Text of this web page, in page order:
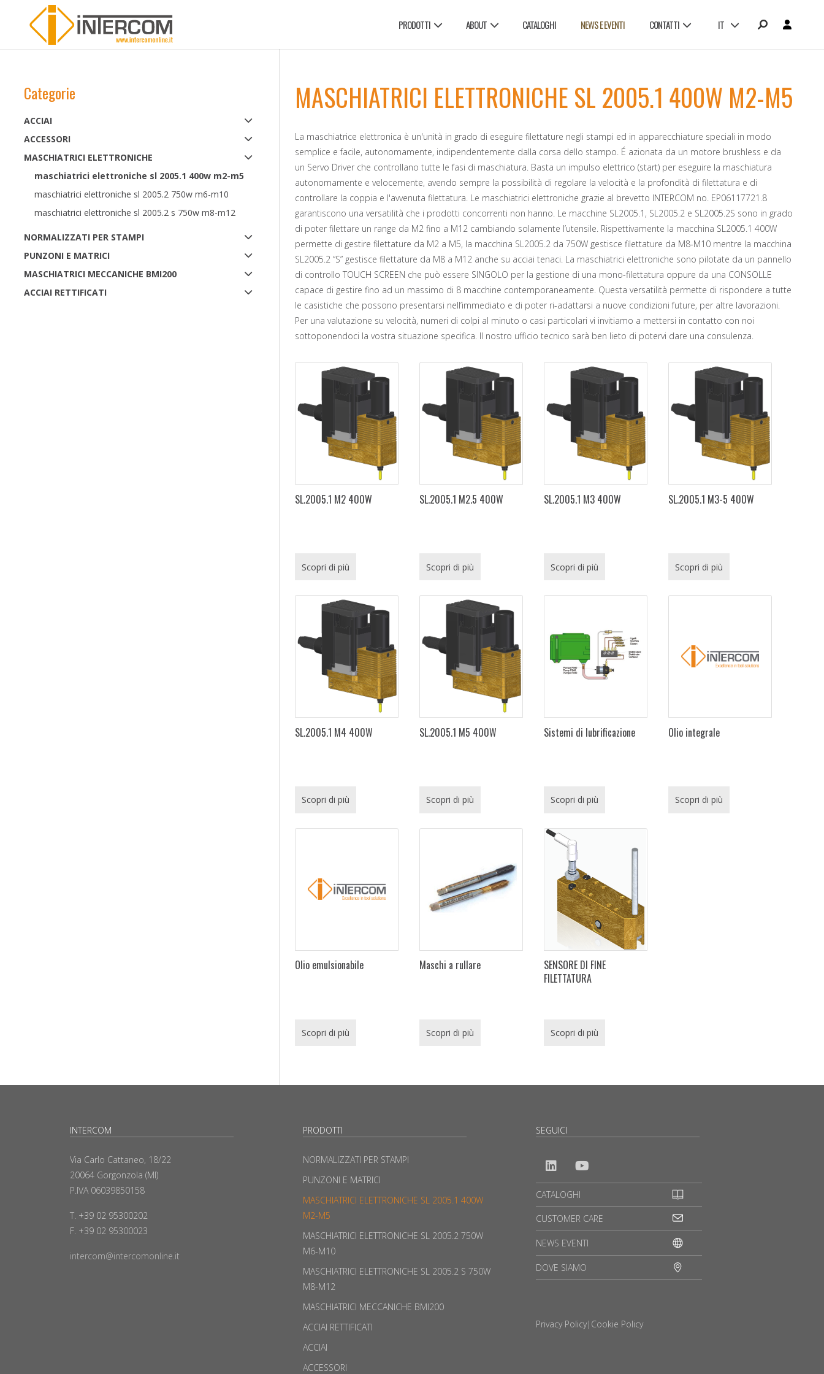
PRODOTTI ABOUT CATALOGHI NEWS E EVENTI CONTATTI IT
Categorie
ACCIAI
ACCESSORI
MASCHIATRICI ELETTRONICHE
maschiatrici elettroniche sl 2005.1 400w m2-m5
maschiatrici elettroniche sl 2005.2 750w m6-m10
maschiatrici elettroniche sl 2005.2 s 750w m8-m12
NORMALIZZATI PER STAMPI
PUNZONI E MATRICI
MASCHIATRICI MECCANICHE BMI200
ACCIAI RETTIFICATI
MASCHIATRICI ELETTRONICHE SL 2005.1 400W M2-M5
La maschiatrice elettronica è un'unità in grado di eseguire filettature negli stampi ed in apparecchiature speciali in modo
semplice e facile, autonomamente, indipendentemente dalla corsa dello stampo. É azionata da un motore brushless e da
un Servo Driver che controllano tutte le fasi di maschiatura. Basta un impulso elettrico (start) per eseguire la maschiatura
autonomamente e velocemente, avendo sempre la possibilità di regolare la velocità e la profondità di filettatura e di
controllare la coppia e l'avvenuta filettatura. Le maschiatrici elettroniche grazie al brevetto INTERCOM no. EP06117721.8
garantiscono una versatilità che i prodotti concorrenti non hanno. Le macchine SL2005.1, SL2005.2 e SL2005.2S sono in grado
di poter filettare un range da M2 fino a M12 cambiando solamente l’utensile. Rispettivamente la macchina SL2005.1 400W
permette di gestire filettature da M2 a M5, la macchina SL2005.2 da 750W gestisce filettature da M8-M10 mentre la macchina
SL2005.2 “S” gestisce filettature da M8 a M12 anche su acciai tenaci. La maschiatrici elettroniche sono pilotate da un pannello
di controllo TOUCH SCREEN che può essere SINGOLO per la gestione di una mono-filettatura oppure da una CONSOLLE
capace di gestire fino ad un massimo di 8 macchine contemporaneamente. Questa versatilità permette di rispondere a tutte
le casistiche che possono presentarsi nell’immediato e di poter ri-adattarsi a nuove condizioni future, per altre lavorazioni.
Per una valutazione su velocità, numeri di colpi al minuto o casi particolari vi invitiamo a mettersi in contatto con noi
sottoponendoci la vostra situazione specifica. Il nostro ufficio tecnico sarà ben lieto di potervi dare una consulenza.
SL.2005.1 M2 400W
Scopri di più
SL.2005.1 M2.5 400W
Scopri di più
SL.2005.1 M3 400W
Scopri di più
SL.2005.1 M3-5 400W
Scopri di più
SL.2005.1 M4 400W
Scopri di più
SL.2005.1 M5 400W
Scopri di più
Sistemi di lubrificazione
Scopri di più
Olio integrale
Scopri di più
Olio emulsionabile
Scopri di più
Maschi a rullare
Scopri di più
SENSORE DI FINE
FILETTATURA
Scopri di più
INTERCOM
Via Carlo Cattaneo, 18/22
20064 Gorgonzola (MI)
P.IVA 06039850158
T. +39 02 95300202
F. +39 02 95300023
intercom@intercomonline.it
PRODOTTI
NORMALIZZATI PER STAMPI
PUNZONI E MATRICI
MASCHIATRICI ELETTRONICHE SL 2005.1 400W
M2-M5
MASCHIATRICI ELETTRONICHE SL 2005.2 750W
M6-M10
MASCHIATRICI ELETTRONICHE SL 2005.2 S 750W
M8-M12
MASCHIATRICI MECCANICHE BMI200
ACCIAI RETTIFICATI
ACCIAI
ACCESSORI
SEGUICI
CATALOGHI
CUSTOMER CARE
NEWS EVENTI
DOVE SIAMO
Privacy Policy| Cookie Policy